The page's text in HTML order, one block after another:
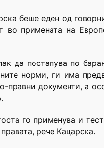
беше еден од
во примената на
да постапува по
норми, ги има
правни документи, а
го применува и
рече Кацарска.